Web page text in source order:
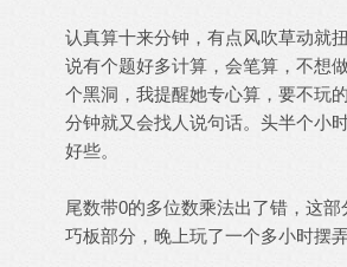
认真算十来分钟，有点风吹草动就
说有个题好多计算，会笔算，不想
个黑洞，我提醒她专心算，要不玩
分钟就又会找人说句话。头半个小
好些。
尾数带0的多位数乘法出了错，这
巧板部分，晚上玩了一个多小时摆